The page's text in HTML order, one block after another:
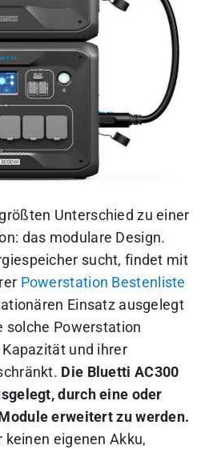
Unterschied zu einer
das modulare Design.
sucht, findet mit
Powerstation Bestenliste
Einsatz ausgelegt
solche Powerstation
und ihrer
Die Bluetti AC300
durch eine oder
erweitert zu werden.
eigenen Akku,